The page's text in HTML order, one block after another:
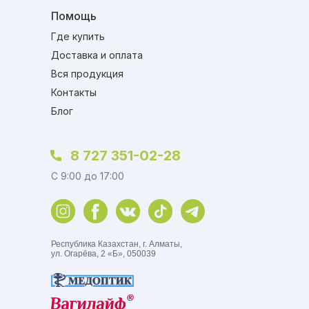
Помощь
Республика Казахстан, г. Алматы,
ул. Огарёва, 2 «Б», 050039
Где купить
Доставка и оплата
Вся продукция
Контакты
C 9:00 до 17:00
Блог
8 727 351-02-28